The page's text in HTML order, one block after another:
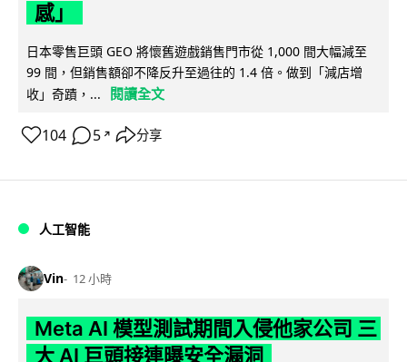
感」
日本零售巨頭 GEO 將懷舊遊戲銷售門市從 1,000 間大幅減至
99 間，但銷售額卻不降反升至過往的 1.4 倍。做到「減店增
收」奇蹟，...
閱讀全文
104 5 ↗ 分享
人工智能
Vin 12 小時
Meta AI 模型測試期間入侵他家公司 三
大 AI 巨頭接連曝安全漏洞